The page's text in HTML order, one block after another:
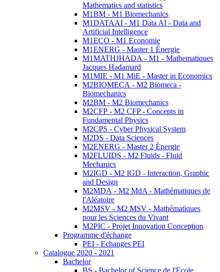
Mathematics and statistics
M1BM - M1 Biomechanics
M1DATAAI - M1 Data AI - Data and
Artificial Intelligence
M1ECO - M1 Economie
M1ENERG - Master 1 Énergie
M1MATHJHADA - M1 - Mathematiques
Jacques Hadamard
M1MIE - M1 MiE - Master in Economics
M2BIOMECA - M2 Biomeca -
Biomechanics
M2BM - M2 Biomechanics
M2CFP - M2 CFP - Concepts in
Fundamental Physics
M2CPS - Cyber Physical System
M2DS - Data Sciences
M2ENERG - Master 2 Énergie
M2FLUIDS - M2 Fluids - Fluid
Mechanics
M2IGD - M2 IGD - Interaction, Graphic
and Design
M2MDA - M2 MdA - Mathématiques de
l'Aléatoire
M2MSV - M2 MSV - Mathématiques
pour les Sciences du Vivant
M2PIC - Projet Innovation Conception
Programme d'échange
PEI - Echanges PEI
Catalogue 2020 - 2021
Bachelor
BS - Bachelor of Science de l'Ecole